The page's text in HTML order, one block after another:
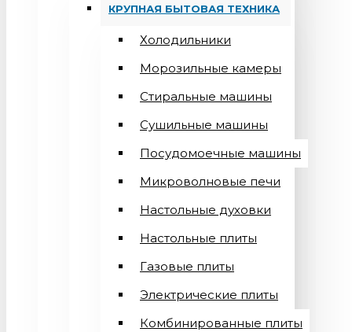
КРУПНАЯ БЫТОВАЯ ТЕХНИКА
Холодильники
Морозильные камеры
Стиральные машины
Сушильные машины
Посудомоечные машины
Микроволновые печи
Настольные духовки
Настольные плиты
Газовые плиты
Электрические плиты
Комбинированные плиты